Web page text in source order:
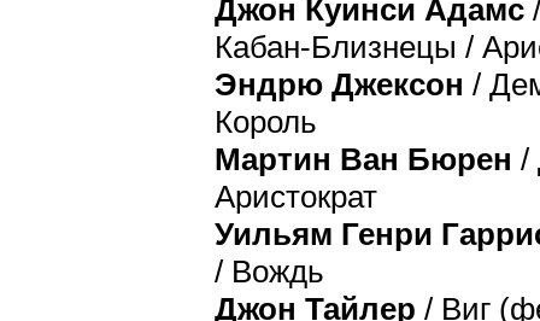
Джон Куинси Адамс
Кабан-Близнецы /
Эндрю Джексон /
Король
Мартин Ван Бюрен /
Аристократ
Уильям Генри
/ Вождь
Джон Тайлер / Виг